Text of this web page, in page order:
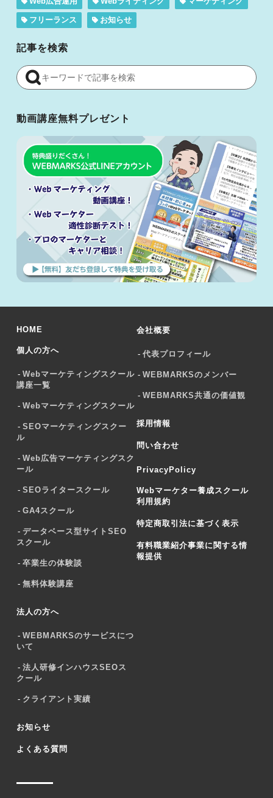
フリーランス お知らせ
記事を検索
動画講座無料プレゼント
HOME
個人の方へ
Webマーケティングスクール
講座一覧
Webマーケティングスクール
SEOマーケティングスクー
ル
Web広告マーケティングスク
ール
SEOライタースクール
GA4スクール
データベース型サイトSEO
スクール
卒業生の体験談
無料体験講座
法人の方へ
WEBMARKSのサービスにつ
いて
法人研修インハウスSEOス
クール
クライアント実績
お知らせ
よくある質問
会社概要
代表プロフィール
WEBMARKSのメンバー
WEBMARKS共通の価値観
採用情報
問い合わせ
PrivacyPolicy
Webマーケター養成スクール
利用規約
特定商取引法に基づく表示
有料職業紹介事業に関する情
報提供